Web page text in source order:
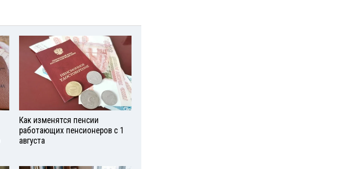
Как изменятся пенсии
работающих пенсионеров с 1
августа